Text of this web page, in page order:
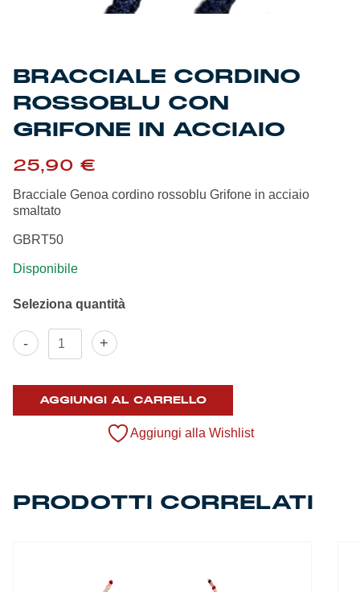
Red&Blue Voices
Kids
Summer Sale
Mare
Party
Helan x Genoa
Gift Card Online Store
BRACCIALE CORDINO
ROSSOBLU CON
GRIFONE IN ACCIAIO
25,90 €
Bracciale Genoa cordino rossoblu Grifone in acciaio
smaltato
GBRT50
Disponibile
-
Bracciale
cordino
con
Grifone
in
+
AGGIUNGI AL CARRELLO
Aggiungi alla Wishlist
PRODOTTI CORRELATI